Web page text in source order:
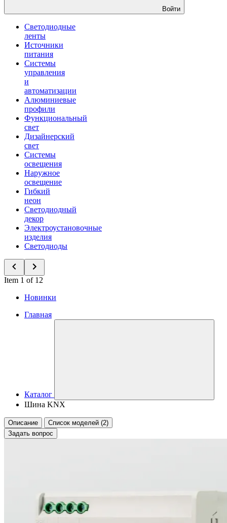
Войти
Светодиодные
ленты
Источники
питания
Системы
управления
и
автоматизации
Алюминиевые
профили
Функциональный
свет
Дизайнерский
свет
Системы
освещения
Наружное
освещение
Гибкий
неон
Светодиодный
декор
Электроустановочные
изделия
Светодиоды
Item 1 of 12
Новинки
Главная
Каталог
Шина KNX
Описание
Список моделей (2)
Задать вопрос